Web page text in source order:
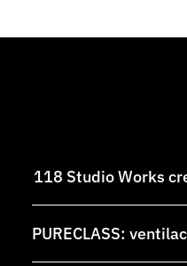
118 Studio Works
PURECLASS: